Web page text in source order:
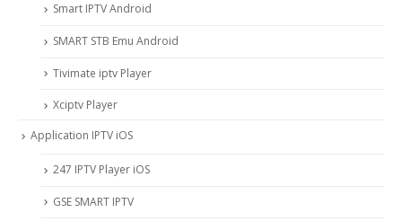
Smart IPTV Android
SMART STB Emu Android
Tivimate iptv Player
Xciptv Player
Application IPTV iOS
247 IPTV Player iOS
‎GSE SMART IPTV